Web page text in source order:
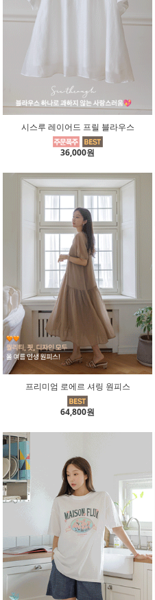
시스루 레이어드 프릴 블라우스
36,000원
프리미엄 로에르 셔링 원피스
64,800원